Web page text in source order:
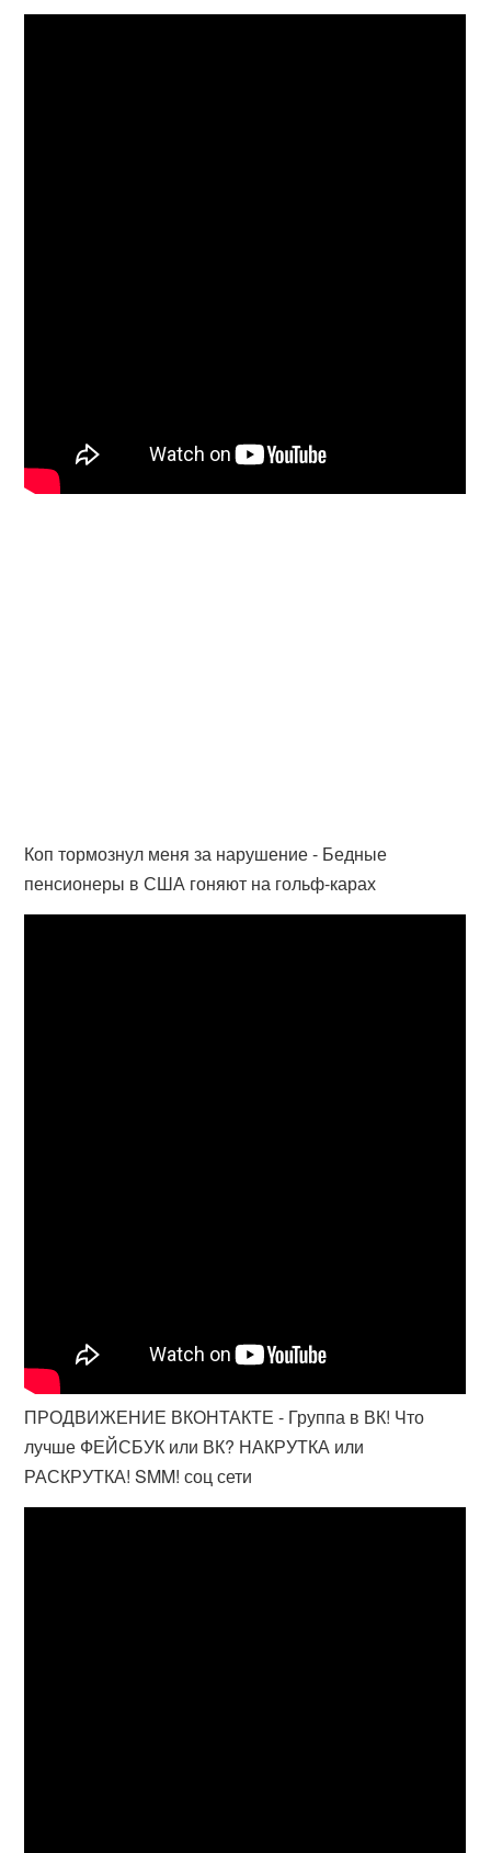
Коп тормознул меня за нарушение - Бедные
пенсионеры в США гоняют на гольф-карах
ПРОДВИЖЕНИЕ ВКОНТАКТЕ - Группа в ВК! Что
лучше ФЕЙСБУК или ВК? НАКРУТКА или
РАСКРУТКА! SMM! соц сети